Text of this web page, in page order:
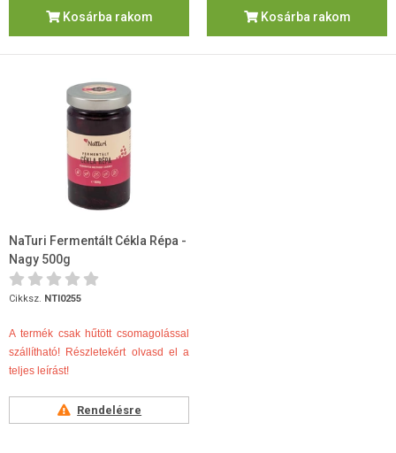
Kosárba rakom Kosárba rakom
NaTuri Fermentált Cékla Répa -
Nagy 500g
Cikksz. NTI0255
A termék csak hűtött csomagolással
szállítható! Részletekért olvasd el a
teljes leírást!
Rendelésre